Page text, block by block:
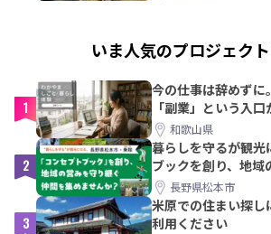
いま人気のプロジェク
1
今の仕事は辞めずに
「副業」という入
和歌山県
2
暮らしを守るが観光
ブックを創り、地域
間を集めませんか？
長野県松本市
3
米原での住まい探
利用ください